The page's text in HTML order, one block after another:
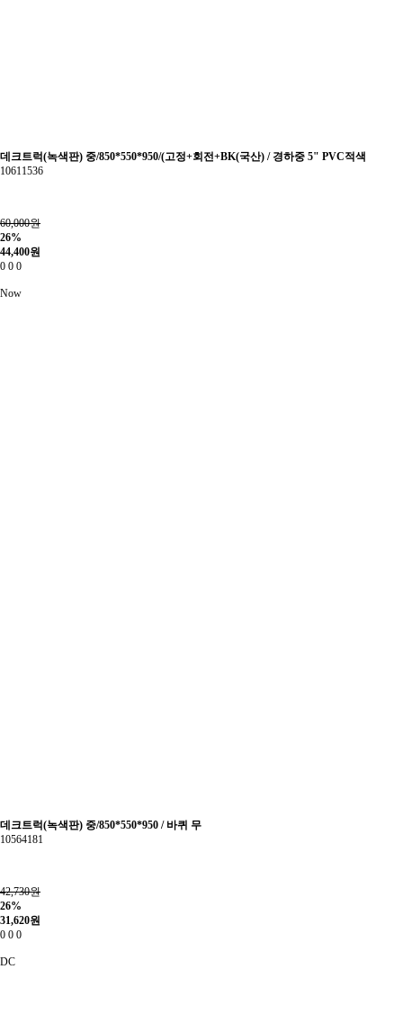
데크트럭(녹색판) 중/850*550*950/(고정+회전+BK(국산) / 경하중 5" PVC적색
10611536
60,000원
26%
44,400원
0 0 0
Now
데크트럭(녹색판) 중/850*550*950 / 바퀴 무
10564181
42,730원
26%
31,620원
0 0 0
DC